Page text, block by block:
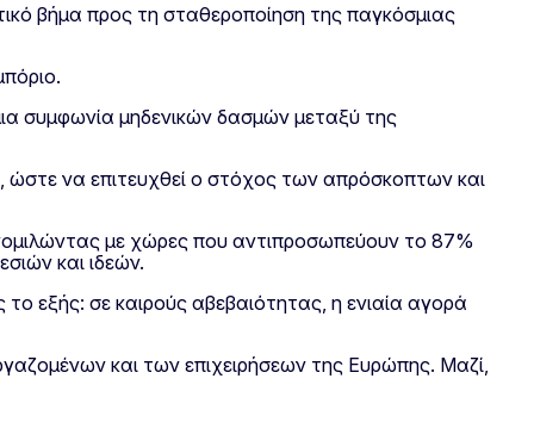
βήμα προς τη σταθεροποίηση της παγκόσμιας
συμφωνία μηδενικών δασμών μεταξύ της
ώστε να επιτευχθεί ο στόχος των απρόσκοπτων και
με χώρες που αντιπροσωπεύουν το 87%
και ιδεών.
εξής: σε καιρούς αβεβαιότητας, η ενιαία αγορά
και των επιχειρήσεων της Ευρώπης. Μαζί,